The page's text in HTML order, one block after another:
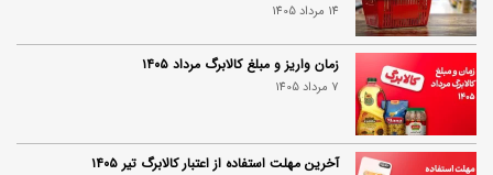
14 مرداد 1405
زمان واریز و مبلغ کالابرگ مرداد ۱۴۰۵
7 مرداد 1405
آخرین مهلت استفاده از اعتبار کالابرگ تیر ۱۴۰۵